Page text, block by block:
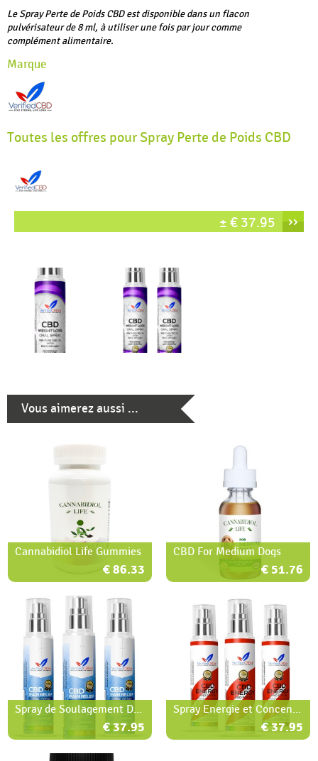
Le Spray Perte de Poids CBD est disponible dans un flacon
pulvérisateur de 8 ml, à utiliser une fois par jour comme
complément alimentaire.
Marque
Toutes les offres pour Spray Perte de Poids CBD
››
± € 37.95
Vous aimerez aussi ...
Cannabidiol Life Gummies
€ 86.33
CBD For Medium Dogs
€ 51.76
Spray de Soulagement Douleur CBD
€ 37.95
Spray Energie et Concentration CBD
€ 37.95